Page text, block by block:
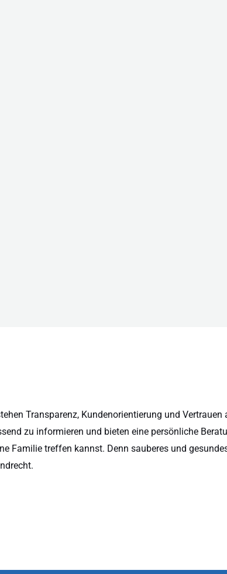
Transparenz, Kundenorientierung und
zu informieren und bieten eine persönliche
Familie treffen kannst. Denn sauberes und